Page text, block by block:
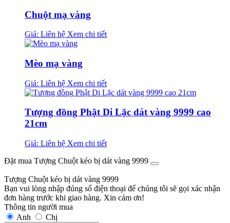
Chuột mạ vàng
Giá: Liên hệ Xem chi tiết
Mèo mạ vàng
Giá: Liên hệ Xem chi tiết
Tượng đồng Phật Di Lặc dát vàng 9999 cao
21cm
Giá: Liên hệ Xem chi tiết
Đặt mua Tượng Chuột kéo bị dát vàng 9999
Tượng Chuột kéo bị dát vàng 9999
Bạn vui lòng nhập đúng số điện thoại để chúng tôi sẽ gọi xác nhận
đơn hàng trước khi giao hàng. Xin cảm ơn!
Thông tin người mua
Anh
Chị